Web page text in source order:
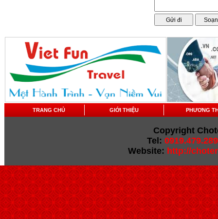
TRANG CHỦ GIỚI THIỆU PHƯƠNG
Copyright
Tel: 0919.479.289
Website: http://